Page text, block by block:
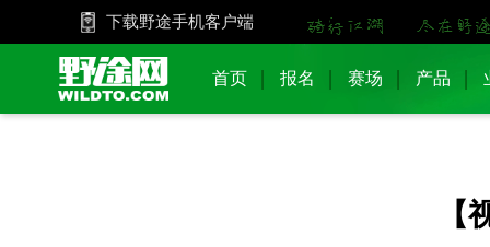
下载野途手机客户端
首页 报名 赛场 产品